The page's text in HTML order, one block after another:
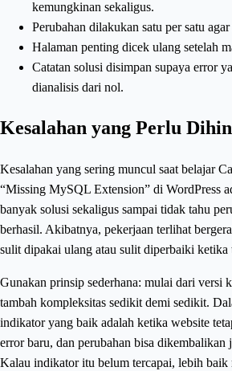
kemungkinan sekaligus.
Perubahan dilakukan satu per satu
Halaman penting dicek ulang setelah
Catatan solusi disimpan supaya error
dianalisis dari nol.
Kesalahan yang Perlu
Kesalahan yang sering muncul saat belajar
“Missing MySQL Extension” di WordPress
banyak solusi sekaligus sampai tidak tahu
berhasil. Akibatnya, pekerjaan terlihat
sulit dipakai ulang atau sulit diperbaiki ketika
Gunakan prinsip sederhana: mulai dari versi
tambah kompleksitas sedikit demi sedikit.
indikator yang baik adalah ketika website
error baru, dan perubahan bisa dikembalikan
Kalau indikator itu belum tercapai, lebih baik